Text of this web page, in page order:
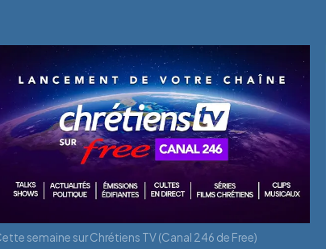
semaine sur Chrétiens TV (Canal 246 de Free)